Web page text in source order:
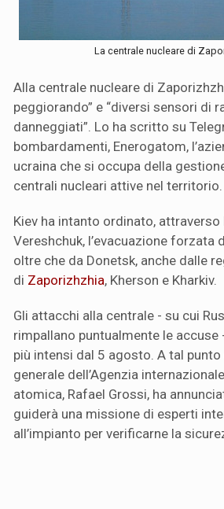
La centrale nucleare di
Alla centrale nucleare di
peggiorando” e “diversi sensori di
danneggiati”. Lo ha scritto su
bombardamenti, Enerogatom,
ucraina che si occupa della
centrali nucleari attive nel territorio.
Kiev ha intanto ordinato, attraverso
Vereshchuk, l’evacuazione forzata
oltre che da Donetsk, anche dalle
di Zaporizhzhia, Kherson e Kharkiv.
Gli attacchi alla centrale - su cui
rimpallano puntualmente le
più intensi dal 5 agosto. A tal
generale dell’Agenzia
atomica, Rafael Grossi, ha
guiderà una missione di esperti
all’impianto per verificarne la